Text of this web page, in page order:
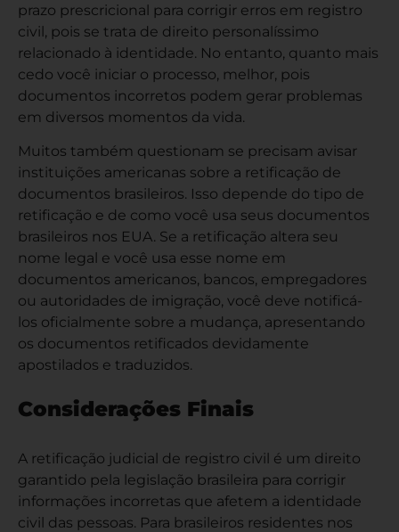
prazo prescricional para corrigir erros em registro
civil, pois se trata de direito personalíssimo
relacionado à identidade. No entanto, quanto mais
cedo você iniciar o processo, melhor, pois
documentos incorretos podem gerar problemas
em diversos momentos da vida.
Muitos também questionam se precisam avisar
instituições americanas sobre a retificação de
documentos brasileiros. Isso depende do tipo de
retificação e de como você usa seus documentos
brasileiros nos EUA. Se a retificação altera seu
nome legal e você usa esse nome em
documentos americanos, bancos, empregadores
ou autoridades de imigração, você deve notificá-
los oficialmente sobre a mudança, apresentando
os documentos retificados devidamente
apostilados e traduzidos.
Considerações Finais
A retificação judicial de registro civil é um direito
garantido pela legislação brasileira para corrigir
informações incorretas que afetem a identidade
civil das pessoas. Para brasileiros residentes nos